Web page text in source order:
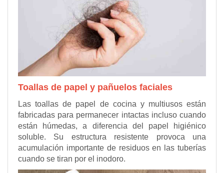
Toallas de papel y pañuelos faciales
Las toallas de papel de cocina y multiusos están
fabricadas para permanecer intactas incluso cuando
están húmedas, a diferencia del papel higiénico
soluble. Su estructura resistente provoca una
acumulación importante de residuos en las tuberías
cuando se tiran por el inodoro.